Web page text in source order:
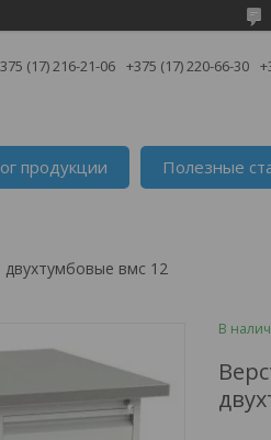
(17) 216-21-06 +375 (17) 220-66-30
продукции Полезные
двухтумбовые вмс 12
В